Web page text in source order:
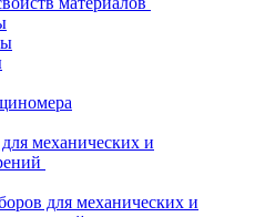
механических и
для механических и